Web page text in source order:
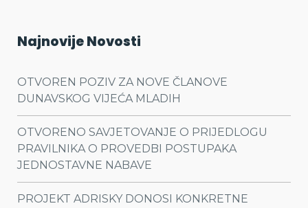
Najnovije Novosti
OTVOREN POZIV ZA NOVE ČLANOVE
DUNAVSKOG VIJEĆA MLADIH
OTVORENO SAVJETOVANJE O PRIJEDLOGU
PRAVILNIKA O PROVEDBI POSTUPAKA
JEDNOSTAVNE NABAVE
PROJEKT ADRISKY DONOSI KONKRETNE